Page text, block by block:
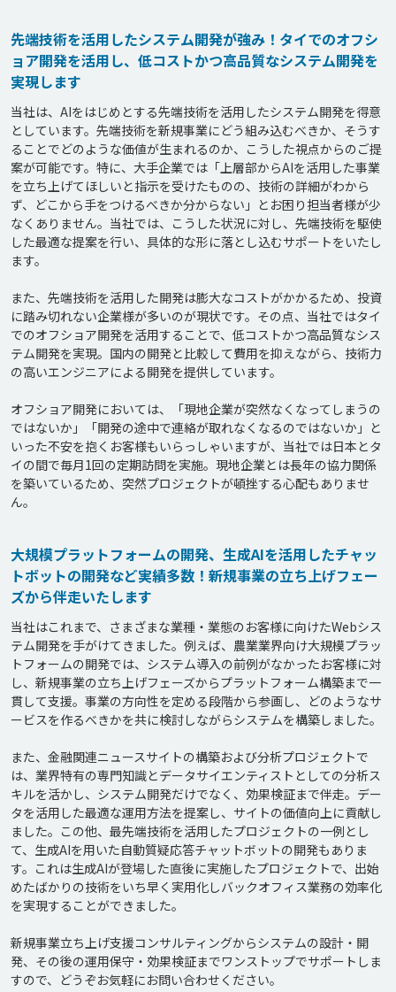
先端技術を活用したシステム開発が強み！タイでのオフシ
ョア開発を活用し、低コストかつ高品質なシステム開発を
実現します
当社は、AIをはじめとする先端技術を活用したシステム開発を得意
としています。先端技術を新規事業にどう組み込むべきか、そうす
ることでどのような価値が生まれるのか、こうした視点からのご提
案が可能です。特に、大手企業では「上層部からAIを活用した事業
を立ち上げてほしいと指示を受けたものの、技術の詳細がわから
ず、どこから手をつけるべきか分からない」とお困り担当者様が少
なくありません。当社では、こうした状況に対し、先端技術を駆使
した最適な提案を行い、具体的な形に落とし込むサポートをいたし
ます。
また、先端技術を活用した開発は膨大なコストがかかるため、投資
に踏み切れない企業様が多いのが現状です。その点、当社ではタイ
でのオフショア開発を活用することで、低コストかつ高品質なシス
テム開発を実現。国内の開発と比較して費用を抑えながら、技術力
の高いエンジニアによる開発を提供しています。
オフショア開発においては、「現地企業が突然なくなってしまうの
ではないか」「開発の途中で連絡が取れなくなるのではないか」と
いった不安を抱くお客様もいらっしゃいますが、当社では日本とタ
イの間で毎月1回の定期訪問を実施。現地企業とは長年の協力関係
を築いているため、突然プロジェクトが頓挫する心配もありませ
大規模プラットフォームの開発、生成AIを活用したチャッ
トボットの開発など実績多数！新規事業の立ち上げフェー
ズから伴走いたします
当社はこれまで、さまざまな業種・業態のお客様に向けたWebシス
テム開発を手がけてきました。例えば、農業業界向け大規模プラッ
トフォームの開発では、システム導入の前例がなかったお客様に対
し、新規事業の立ち上げフェーズからプラットフォーム構築まで一
貫して支援。事業の方向性を定める段階から参画し、どのようなサ
ービスを作るべきかを共に検討しながらシステムを構築しました。
また、金融関連ニュースサイトの構築および分析プロジェクトで
は、業界特有の専門知識とデータサイエンティストとしての分析ス
キルを活かし、システム開発だけでなく、効果検証まで伴走。デー
タを活用した最適な運用方法を提案し、サイトの価値向上に貢献し
ました。この他、最先端技術を活用したプロジェクトの一例とし
て、生成AIを用いた自動質疑応答チャットボットの開発もありま
す。これは生成AIが登場した直後に実施したプロジェクトで、出始
めたばかりの技術をいち早く実用化しバックオフィス業務の効率化
を実現することができました。
新規事業立ち上げ支援コンサルティングからシステムの設計・開
発、その後の運用保守・効果検証までワンストップでサポートしま